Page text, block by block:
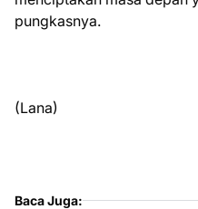
pungkasnya.
(Lana)
Baca Juga: